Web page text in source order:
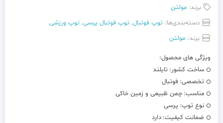
برند: مولتن
دسته‌بندی‌ها: توپ فوتبال, توپ فوتبال پرسی, توپ ورزشی
برند: مولتن
ویژگی های محصول:
ساخت کشور: تایلند
تخصصی: فوتبال
مناسب: چمن ظبیعی و زمین خاکی
نوع توپ: پرسی
ضمانت کیفیت: دارد